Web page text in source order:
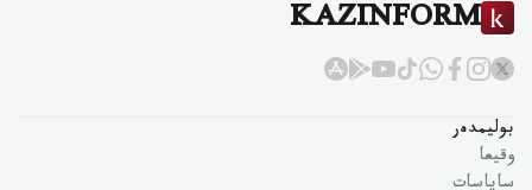
KAZINFORM
بوليمدەر
وقيعا